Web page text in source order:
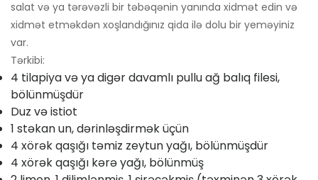
salat və ya tərəvəzli bir təbəqənin yanında xidmət edin və
xidmət etməkdən xoşlandığınız qida ilə dolu bir yeməyiniz
var.
Tərkibi:
4 tilapiya və ya digər davamlı pullu ağ balıq filesi,
bölünmüşdür
Duz və istiot
1 stəkan un, dərinləşdirmək üçün
4 xörək qaşığı təmiz zeytun yağı, bölünmüşdür
4 xörək qaşığı kərə yağı, bölünmüş